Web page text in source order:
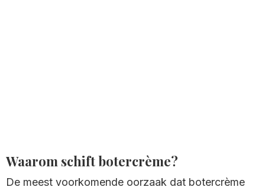
Waarom schift botercrème?
De meest voorkomende oorzaak dat botercrème